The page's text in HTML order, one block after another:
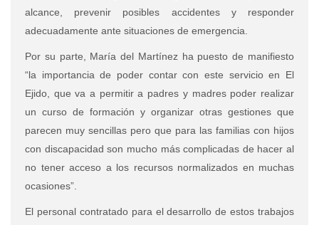
alcance, prevenir posibles accidentes y responder
adecuadamente ante situaciones de emergencia.
Por su parte, María del Martínez ha puesto de manifiesto
“la importancia de poder contar con este servicio en El
Ejido, que va a permitir a padres y madres poder realizar
un curso de formación y organizar otras gestiones que
parecen muy sencillas pero que para las familias con hijos
con discapacidad son mucho más complicadas de hacer al
no tener acceso a los recursos normalizados en muchas
ocasiones”.
El personal contratado para el desarrollo de estos trabajos